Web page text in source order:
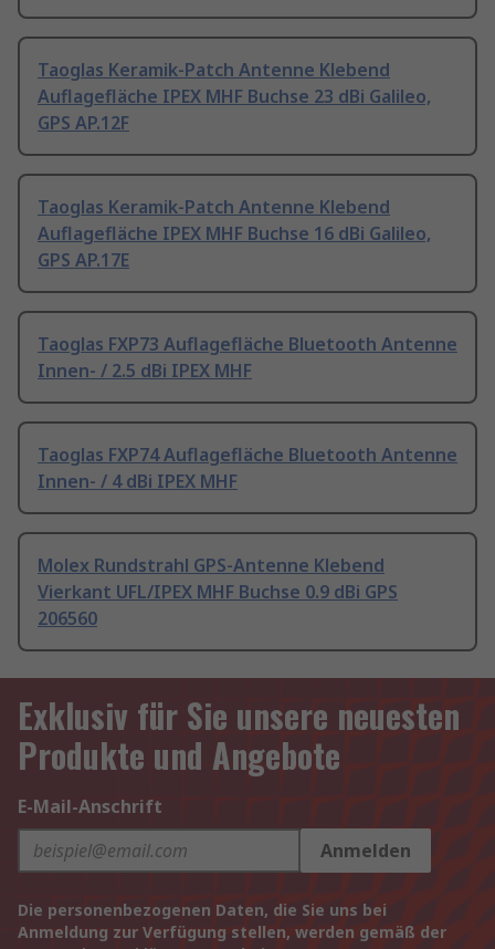
Taoglas Keramik-Patch Antenne Klebend
Auflagefläche IPEX MHF Buchse 23 dBi Galileo,
GPS AP.12F
Taoglas Keramik-Patch Antenne Klebend
Auflagefläche IPEX MHF Buchse 16 dBi Galileo,
GPS AP.17E
Taoglas FXP73 Auflagefläche Bluetooth Antenne
Innen- / 2.5 dBi IPEX MHF
Taoglas FXP74 Auflagefläche Bluetooth Antenne
Innen- / 4 dBi IPEX MHF
Molex Rundstrahl GPS-Antenne Klebend
Vierkant UFL/IPEX MHF Buchse 0.9 dBi GPS
206560
Exklusiv für Sie unsere neuesten
Produkte und Angebote
E-Mail-Anschrift
Anmelden
Die personenbezogenen Daten, die Sie uns bei
Anmeldung zur Verfügung stellen, werden gemäß der